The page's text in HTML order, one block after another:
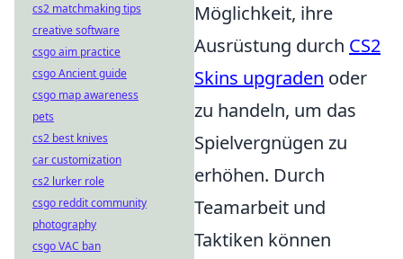
Möglichkeit, ihre
Ausrüstung durch CS2
Skins upgraden oder
zu handeln, um das
Spielvergnügen zu
erhöhen. Durch
Teamarbeit und
Taktiken können
cs2 matchmaking tips
creative software
csgo aim practice
csgo Ancient guide
csgo map awareness
pets
cs2 best knives
car customization
cs2 lurker role
csgo reddit community
photography
csgo VAC ban